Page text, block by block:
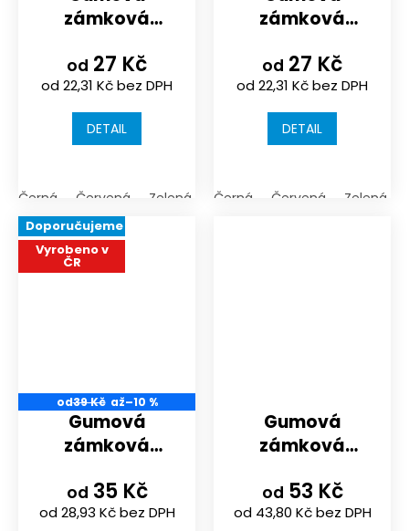
zámková
KRAJOVÁ
od 22,31 Kč bez DPH
od 27 Kč
DETAIL
Černá Červená Zelená
zámková
POLOVIČNÍ
od 22,31 Kč bez DPH
od 27 Kč
DETAIL
Černá Červená Zelená
Doporučujeme
Vyrobeno v
ČR
od39 Kč až–10 %
Gumová
zámková
požární sport |
200x165x43mm
od 28,93 Kč bez DPH
od 35 Kč
Gumová
zámková
ZAČÁTEČNÍ 3/4
od 43,80 Kč bez DPH
od 53 Kč